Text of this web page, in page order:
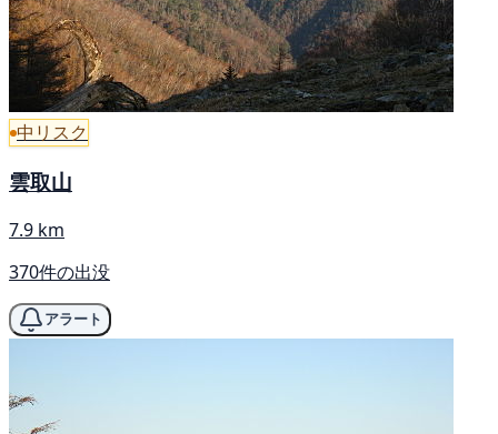
中リスク
雲取山
7.9 km
370件の出没
アラート